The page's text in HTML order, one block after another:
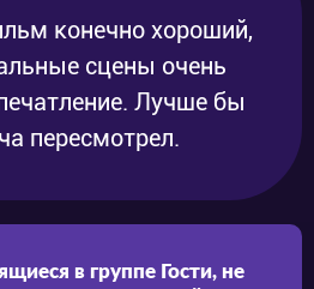
конечно хороший,
сцены очень
Лучше бы
пересмотрел.
в группе Гости, не